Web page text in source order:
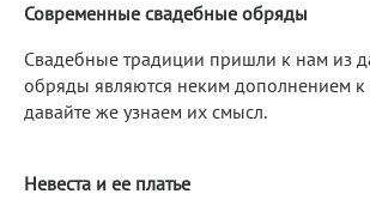
Современные свадебные обряды
Свадебные традиции пришли к нам из
обряды являются неким дополнением
давайте же узнаем их смысл.
Невеста и ее платье